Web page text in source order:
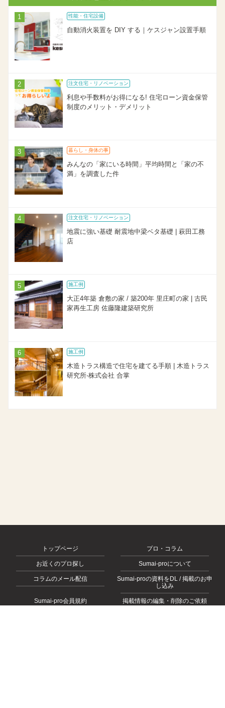
性能・住宅設備
自動消火装置を DIY する｜ケスジャン設置手順
注文住宅・リノベーション
利息や手数料がお得になる! 住宅ローン資金保管
制度のメリット・デメリット
暮らし・身体の事
みんなの「家にいる時間」平均時間と「家の不
満」を調査した件
注文住宅・リノベーション
地震に強い基礎 耐震地中梁ベタ基礎 | 萩田工務
店
施工例
大正4年築 倉敷の家 / 築200年 里庄町の家 | 古民
家再生工房 佐藤隆建築研究所
施工例
木造トラス構造で住宅を建てる手順 | 木造トラス
研究所-株式会社 合掌
トップページ プロ・コラム
お近くのプロ探し Sumai-proについて
コラムのメール配信
Sumai-proの資料をDL / 掲載のお申
し込み
Sumai-pro会員規約 掲載情報の編集・削除のご依頼